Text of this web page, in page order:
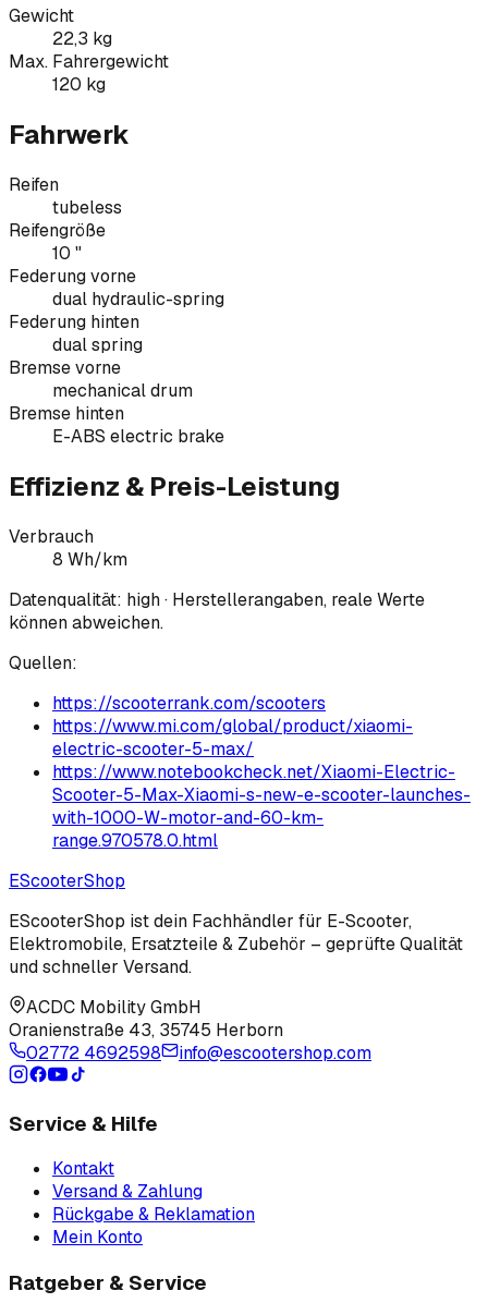
Gewicht
22,3 kg
Max. Fahrergewicht
120 kg
Fahrwerk
Reifen
tubeless
Reifengröße
10 "
Federung vorne
dual hydraulic-spring
Federung hinten
dual spring
Bremse vorne
mechanical drum
Bremse hinten
E-ABS electric brake
Effizienz & Preis-Leistung
Verbrauch
8 Wh/km
Datenqualität: high· Herstellerangaben, reale Werte
können abweichen.
Quellen:
https://scooterrank.com/scooters
https://www.mi.com/global/product/xiaomi-
electric-scooter-5-max/
https://www.notebookcheck.net/Xiaomi-Electric-
Scooter-5-Max-Xiaomi-s-new-e-scooter-launches-
with-1000-W-motor-and-60-km-
range.970578.0.html
EScooterShop
EScooterShop ist dein Fachhändler für E-Scooter,
Elektromobile, Ersatzteile & Zubehör – geprüfte Qualität
und schneller Versand.
ACDC Mobility GmbH
Oranienstraße 43, 35745 Herborn
02772 4692598
info@escootershop.com
Service & Hilfe
Kontakt
Versand & Zahlung
Rückgabe & Reklamation
Mein Konto
Ratgeber & Service